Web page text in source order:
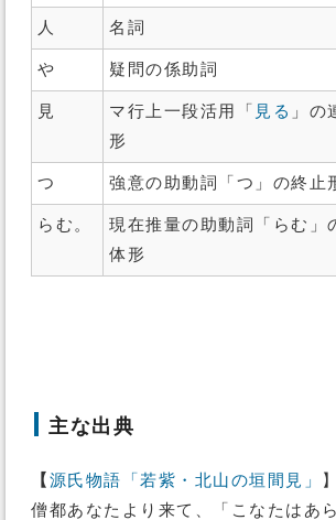
人 名詞
や 疑問の係助詞
見 マ行上一段活用「 見る 」の
形
つ 強意の助動詞「つ」の終止
らむ。
現在推量の助動詞「らむ」
体形
主な出典
【 源氏物語「若紫・北山の垣間見」
】
僧都あなたより来て、「こなたはあ